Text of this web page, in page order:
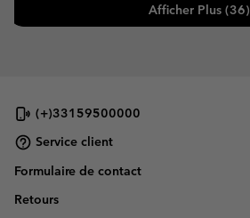
Afficher Plus (36)
(+)33159500000
Service client
Formulaire de contact
Retours